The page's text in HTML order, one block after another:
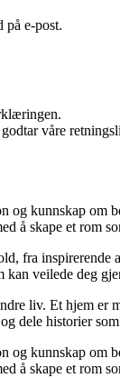
på e-post.
våre
kunnskap om
å skape et rom
fra inspirerende
kan veilede deg
liv. Et hjem er
dele historier
kunnskap om
å skape et rom